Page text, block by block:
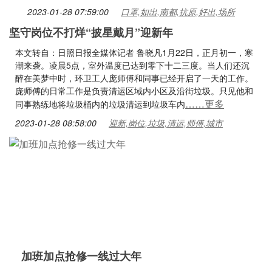
2023-01-28 07:59:00 口罩,如出,南都,抗原,好出,场所
坚守岗位不打烊“披星戴月”迎新年
本文转自：日照日报全媒体记者 鲁晓凡1月22日，正月初一，寒
潮来袭。凌晨5点，室外温度已达到零下十二三度。当人们还沉
醉在美梦中时，环卫工人庞师傅和同事已经开启了一天的工作。
庞师傅的日常工作是负责清运区域内小区及沿街垃圾。只见他和
同事熟练地将垃圾桶内的垃圾清运到垃圾车内……更多
2023-01-28 08:58:00 迎新,岗位,垃圾,清运,师傅,城市
加班加点抢修一线过大年